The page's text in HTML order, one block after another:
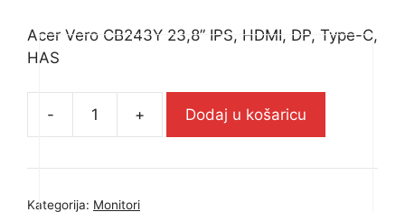
Acer Vero CB243Y 23,8” IPS, HDMI, DP, Type-C,
HAS
-
Acer
CB243Y
+ Dodaj u košaricu
Kategorija: Monitori